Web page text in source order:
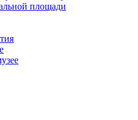
площади